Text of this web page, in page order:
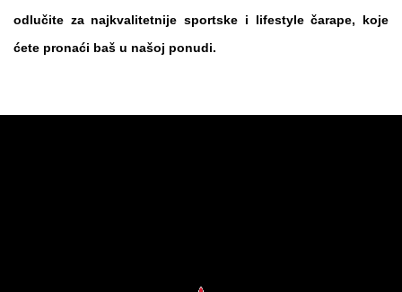
odlučite za najkvalitetnije sportske i lifestyle čarape, koje
ćete pronaći baš u našoj ponudi.